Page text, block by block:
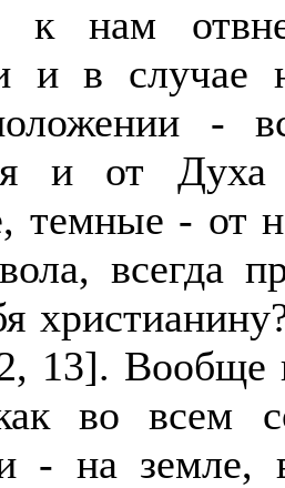
к нам
и в
-
и от Духа
темные - от
всегда
13]. Вообще
во всем
- на